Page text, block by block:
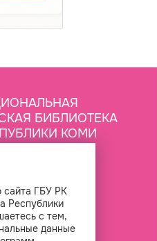
БИБЛИОТЕКА
КОМИ
Создание
сайта ГБУ РК
Республики
с тем,
данные